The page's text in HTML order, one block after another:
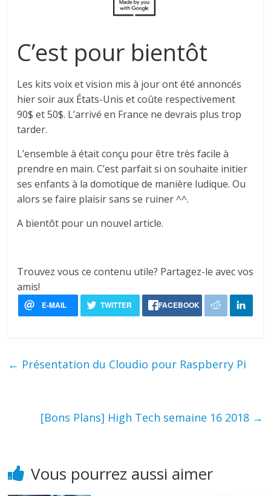
C’est pour bientôt
Les kits voix et vision mis à jour ont été annoncés
hier soir aux États-Uniset coûte respectivement
90$ et 50$. L’arrivé en France ne devrais plus trop
tarder.
L’ensemble à était conçu pour être très facile à
prendre en main. C’est parfait si on souhaite initier
ses enfants à la domotique de manière ludique. Ou
alors se faire plaisir sans se ruiner ^^.
A bientôt pour un nouvel article.
Trouvez vous ce contenu utile? Partagez-le avec vos
amis!
← Présentation du Cloudio pour Raspberry Pi
[Bons Plans] High Tech semaine 16 2018 →
Vous pourrez aussi aimer